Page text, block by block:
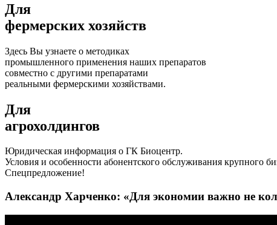
Для
фермерских хозяйств
Здесь Вы узнаете о методиках
промышленного применения наших препаратов
совместно с другими препаратами
реальными фермерскими хозяйствами.
Для
агрохолдингов
Юридическая информация о ГК Биоцентр.
Условия и особенности абонентского обслуживания крупного
Спецпредложение!
Александр Харченко: «Для экономии важно не